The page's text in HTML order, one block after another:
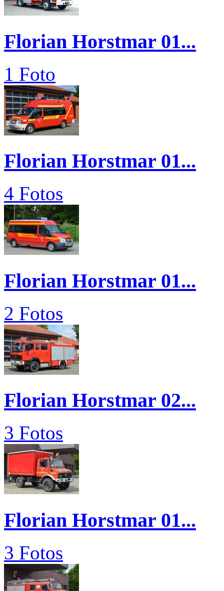
Florian Horstmar 01...
1 Foto
Florian Horstmar 01...
4 Fotos
Florian Horstmar 01...
2 Fotos
Florian Horstmar 02...
3 Fotos
Florian Horstmar 01...
3 Fotos